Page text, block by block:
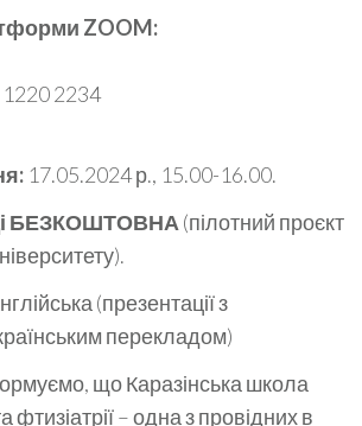
ZOOM:
2234
17.05.2024 р., 15.00-16.00.
БЕЗКОШТОВНА (пілотний проєкт
(презентації з
перекладом)
що Каразінська школа
фтизіатрії – одна з провідних в